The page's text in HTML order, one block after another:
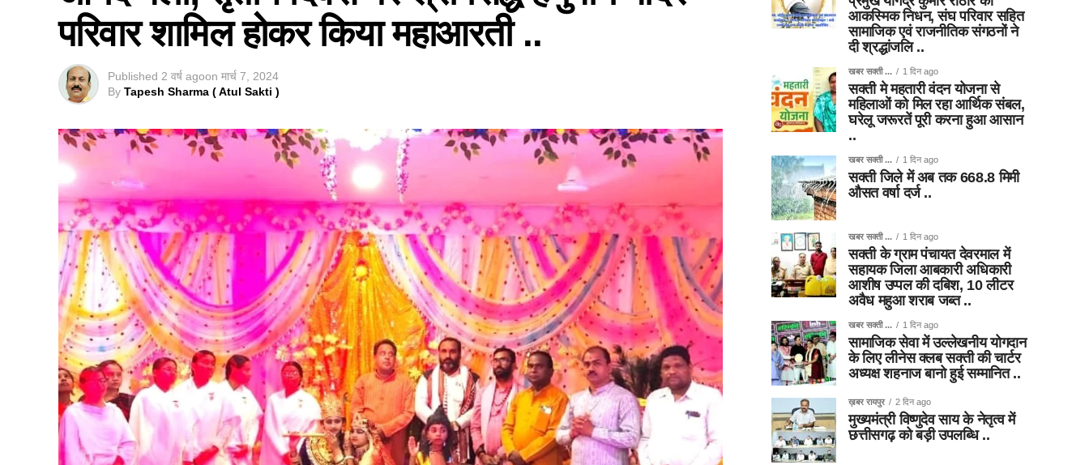
परिवार शामिल होकर किया महाआरती ..
Published 2 वर्ष agoon मार्च 7, 2024
By Tapesh Sharma ( Atul Sakti )
आकस्मिक निधन, संघ परिवार सहित
सामाजिक एवं राजनीतिक संगठनों ने
दी श्रद्धांजलि ..
खबर सक्ती ... 1 दिन ago
सक्ती मे महतारी वंदन योजना से
महिलाओं को मिल रहा आर्थिक संबल,
घरेलू जरूरतें पूरी करना हुआ आसान
..
खबर सक्ती ... 1 दिन ago
सक्ती जिले में अब तक 668.8 मिमी
औसत वर्षा दर्ज ..
खबर सक्ती ... 1 दिन ago
सक्ती के ग्राम पंचायत देवरमाल में
सहायक जिला आबकारी अधिकारी
आशीष उप्पल की दबिश, 10 लीटर
अवैध महुआ शराब जब्त ..
खबर सक्ती ... 1 दिन ago
सामाजिक सेवा में उल्लेखनीय योगदान
के लिए लीनेस क्लब सक्ती की चार्टर
अध्यक्ष शहनाज बानो हुई सम्मानित ..
ख़बर रायपुर 2 दिन ago
मुख्यमंत्री विष्णुदेव साय के नेतृत्व में
छत्तीसगढ़ को बड़ी उपलब्धि ..